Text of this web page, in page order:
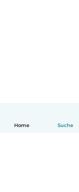
Home Suche